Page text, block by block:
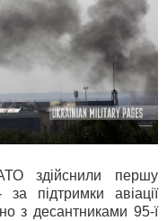
здійснили першу
підтримки авіації
з десантниками 95-ї